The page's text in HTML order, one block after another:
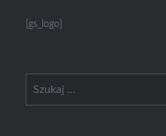
[gs_logo]